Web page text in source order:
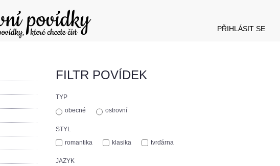
PŘIHLÁSIT SE
FILTR POVÍDEK
TYP
obecné
ostrovní
STYL
romantika
klasika tvrďárna
JAZYK